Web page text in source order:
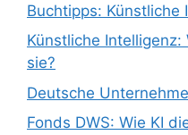
Buchtipps: Künstliche
Künstliche
sie?
Deutsche
Fonds DWS: Wie KI